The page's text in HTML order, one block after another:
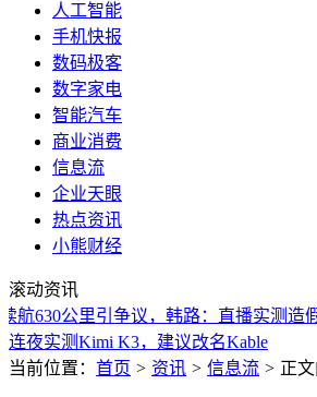
人工智能
手机快报
数码极客
数字家电
智能汽车
商业消费
信息流
企业天眼
热点资讯
小熊财经
滚动资讯
630公里引争议，韩路：直播实测造假
天工短剧工作台上线Agent智能分镜与
智谱ARR达到10亿美元，半年增长15倍
连夜实测Kimi K3，建议改名Kable
Netflix：Q2营收125.6亿美元，同比增长
当前位置： 首页 > 资讯 > 信息流 > 正